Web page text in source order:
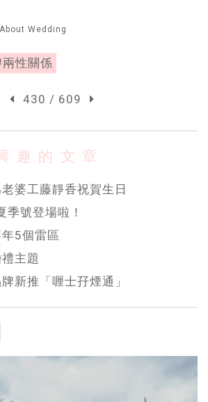
Wedding
性關係
430 / 609
趣的文章
婆工藤靜香祝賀生日
號登場啦！
5個雷區
主題
新推「喱士孖煙通」